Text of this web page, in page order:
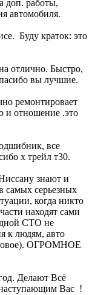
доп. работы,
автомобиля.
Буду краток: это
отлично. Быстро,
вы лучшие.
ремонтировает
и отношение .это
все
х трейл т30.
знают и
самых серьезных
когда никто
находят сами
СТО не
к людям, авто
новое). ОГРОМНОЕ
Делают Всё
Вас !